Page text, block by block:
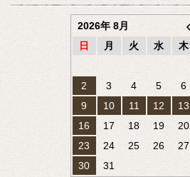
2026年 8月
日
月 火 水 木
2
3 4 5 6
9
10 11 12 13
16
17 18 19 20
23
24 25 26 27
30
31